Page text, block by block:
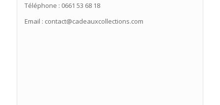
Téléphone : 0661 53 68 18
Email : contact@cadeauxcollections.com